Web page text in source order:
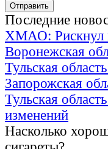
Последние
ХМАО: Рискнул
Воронежская
Тульская
Запорожская
Тульская
изменений
Насколько